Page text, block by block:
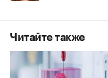
Читайте также